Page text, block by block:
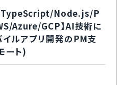
TypeScript/Node.js/P
Azure/GCP】AI技術に
イルアプリ開発のPM支
ート)